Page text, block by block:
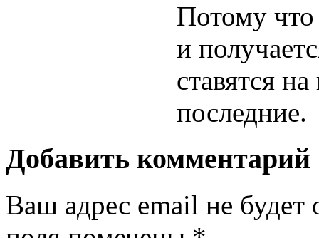
Потому
и
ставятся
последние.
Добавить комментарий
Ваш адрес email не будет